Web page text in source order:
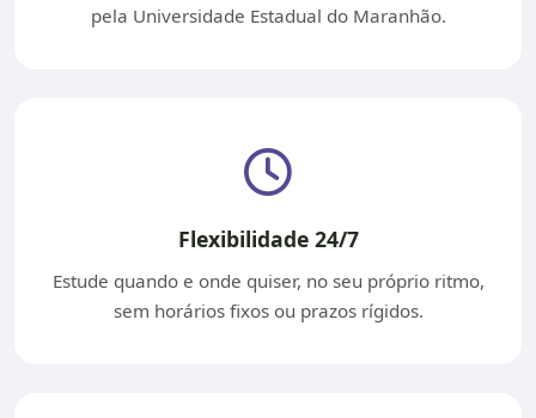
pela Universidade Estadual do Maranhão.
Flexibilidade 24/7
Estude quando e onde quiser, no seu próprio ritmo,
sem horários fixos ou prazos rígidos.